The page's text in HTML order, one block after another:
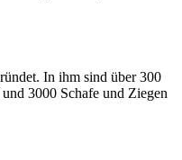
In ihm sind über 300
3000 Schafe und Ziegen